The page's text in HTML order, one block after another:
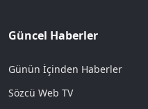
Güncel Haberler
Günün İçinden Haberler
Sözcü Web TV